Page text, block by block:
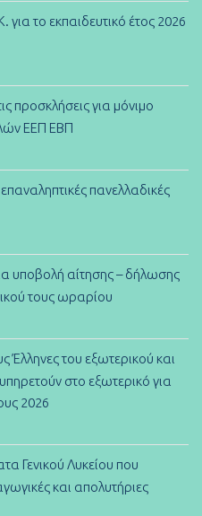
για το εκπαιδευτικό έτος 2026
προσκλήσεις για μόνιμο
ΕΕΠ ΕΒΠ
πανελλαδικές
υποβολή αίτησης – δήλωσης
τους ωραρίου
Έλληνες του εξωτερικού και
στο εξωτερικό για
2026
Γενικού Λυκείου που
και απολυτήριες